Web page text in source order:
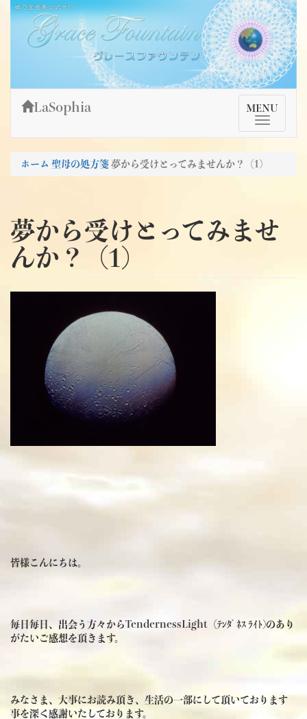
Skip
content
姫乃宮亜美公式サイト～Grace Fountain～
グレースファウンテン
TMenu
MENU
LaSophia
ホーム 聖母の処方箋 夢から受けとってみませんか？（1)
夢から受けとってみませ
んか？（1)
皆様こんにちは。
毎日毎日、出会う方々からTendernessLight（ﾃﾝﾀﾞﾈｽ ﾗｲﾄ)のあり
がたいご感想を頂きます。
みなさま、大事にお読み頂き、生活の一部にして頂いております
事を深く感謝いたしております。